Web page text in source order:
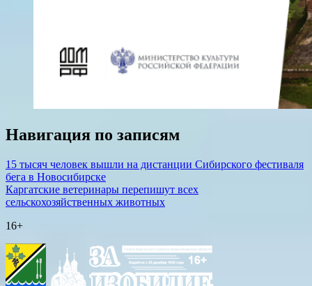
Навигация по записям
15 тысяч человек вышли на дистанции Сибирского фестиваля
бега в Новосибирске
Каргатские ветеринары перепишут всех
сельскохозяйственных животных
16+